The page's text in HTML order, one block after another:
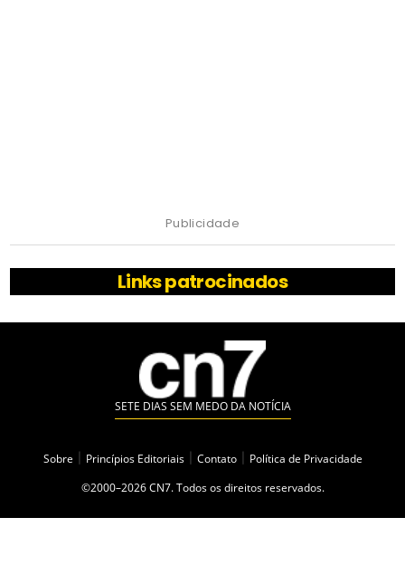
Publicidade
Links patrocinados
SETE DIAS SEM MEDO DA NOTÍCIA
Sobre Princípios Editoriais Contato
Política de Privacidade
©2000–2026 CN7. Todos os direitos reservados.